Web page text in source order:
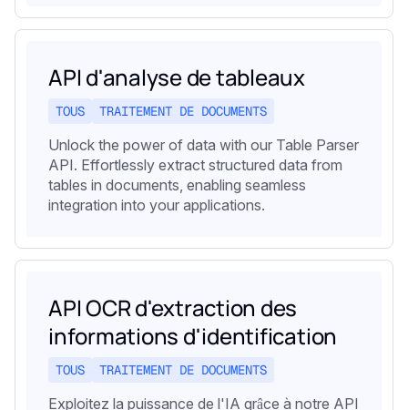
API d'analyse de tableaux
TOUS TRAITEMENT DE DOCUMENTS
Unlock the power of data with our Table Parser
API. Effortlessly extract structured data from
tables in documents, enabling seamless
integration into your applications.
API OCR d'extraction des
informations d'identification
TOUS TRAITEMENT DE DOCUMENTS
Exploitez la puissance de l'IA grâce à notre API